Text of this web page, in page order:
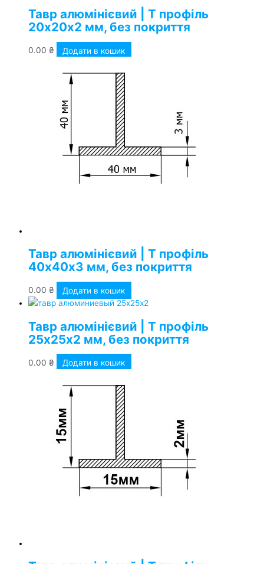
Тавр алюмінієвий | Т профіль
20х20х2 мм, без покриття
0.00 ₴ Додати в кошик
Тавр алюмінієвий | Т профіль
40х40х3 мм, без покриття
0.00 ₴ Додати в кошик
Тавр алюмінієвий | Т профіль
25х25х2 мм, без покриття
0.00 ₴ Додати в кошик